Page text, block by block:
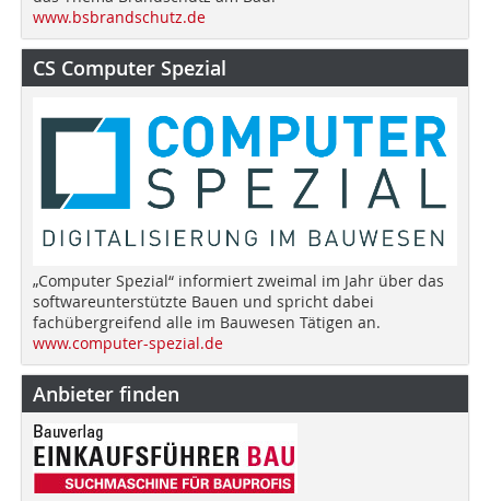
www.bsbrandschutz.de
CS Computer Spezial
„Computer Spezial“ informiert zweimal im Jahr über das
softwareunterstützte Bauen und spricht dabei
fachübergreifend alle im Bauwesen Tätigen an.
www.computer-spezial.de
Anbieter finden